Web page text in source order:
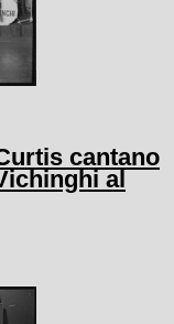
cantano
al